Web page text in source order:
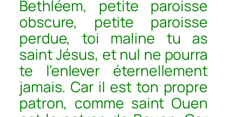
Bethléem, petite paroisse
obscure, petite paroisse
perdue, toi maline tu as
saint Jésus, et nul ne pourra
te l’enlever éternellement
jamais. Car il est ton propre
patron, comme saint Ouen